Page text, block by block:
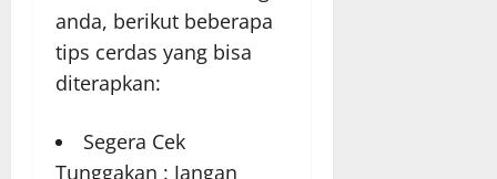
anda, berikut beberapa
tips cerdas yang bisa
diterapkan:
Segera Cek
Tunggakan : Jangan